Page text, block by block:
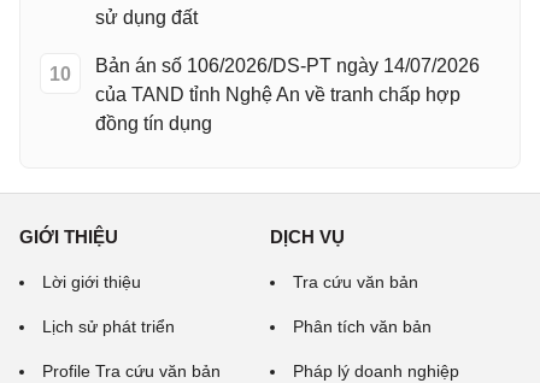
sử dụng đất
10
Bản án số 106/2026/DS-PT ngày 14/07/2026
của TAND tỉnh Nghệ An về tranh chấp hợp
đồng tín dụng
GIỚI THIỆU
Lời giới thiệu
Lịch sử phát triển
Profile Tra cứu văn bản
DỊCH VỤ
Tra cứu văn bản
Phân tích văn bản
Pháp lý doanh nghiệp